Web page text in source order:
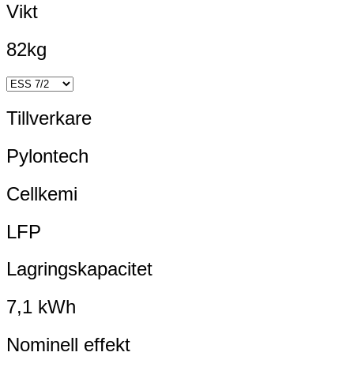
Vikt
82kg
Tillverkare
Pylontech
Cellkemi
LFP
Lagringskapacitet
7,1 kWh
Nominell effekt